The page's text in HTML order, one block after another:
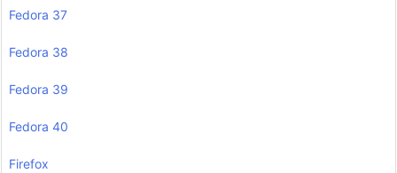
Fedora 37
Fedora 38
Fedora 39
Fedora 40
Firefox